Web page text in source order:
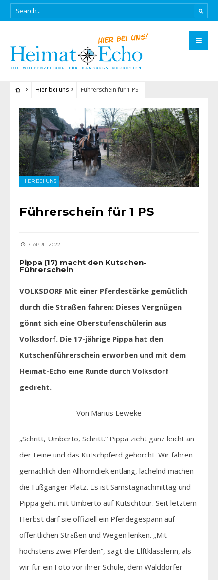
Hier bei uns Führerschein für 1 PS
HIER BEI UNS
Führerschein für 1 PS
7. APRIL 2022
Pippa (17) macht den Kutschen-
Führerschein
VOLKSDORF Mit einer Pferdestärke gemütlich
durch die Straßen fahren: Dieses Vergnügen
gönnt sich eine Oberstufenschülerin aus
Volksdorf. Die 17-jährige Pippa hat den
Kutschenführerschein erworben und mit dem
Heimat-Echo eine Runde durch Volksdorf
gedreht.
Von Marius Leweke
„Schritt, Umberto, Schritt.“ Pippa zieht ganz leicht an
der Leine und das Kutschpferd gehorcht. Wir fahren
gemächlich den Allhorndiek entlang, lächelnd machen
die Fußgänger Platz. Es ist Samstagnachmittag und
Pippa geht mit Umberto auf Kutschtour. Seit letztem
Herbst darf sie offiziell ein Pferdegespann auf
öffentlichen Straßen und Wegen lenken. „Mit
höchstens zwei Pferden“, sagt die Elftklässlerin, als
wir für ein Foto vor ihrer Schule, dem Walddörfer